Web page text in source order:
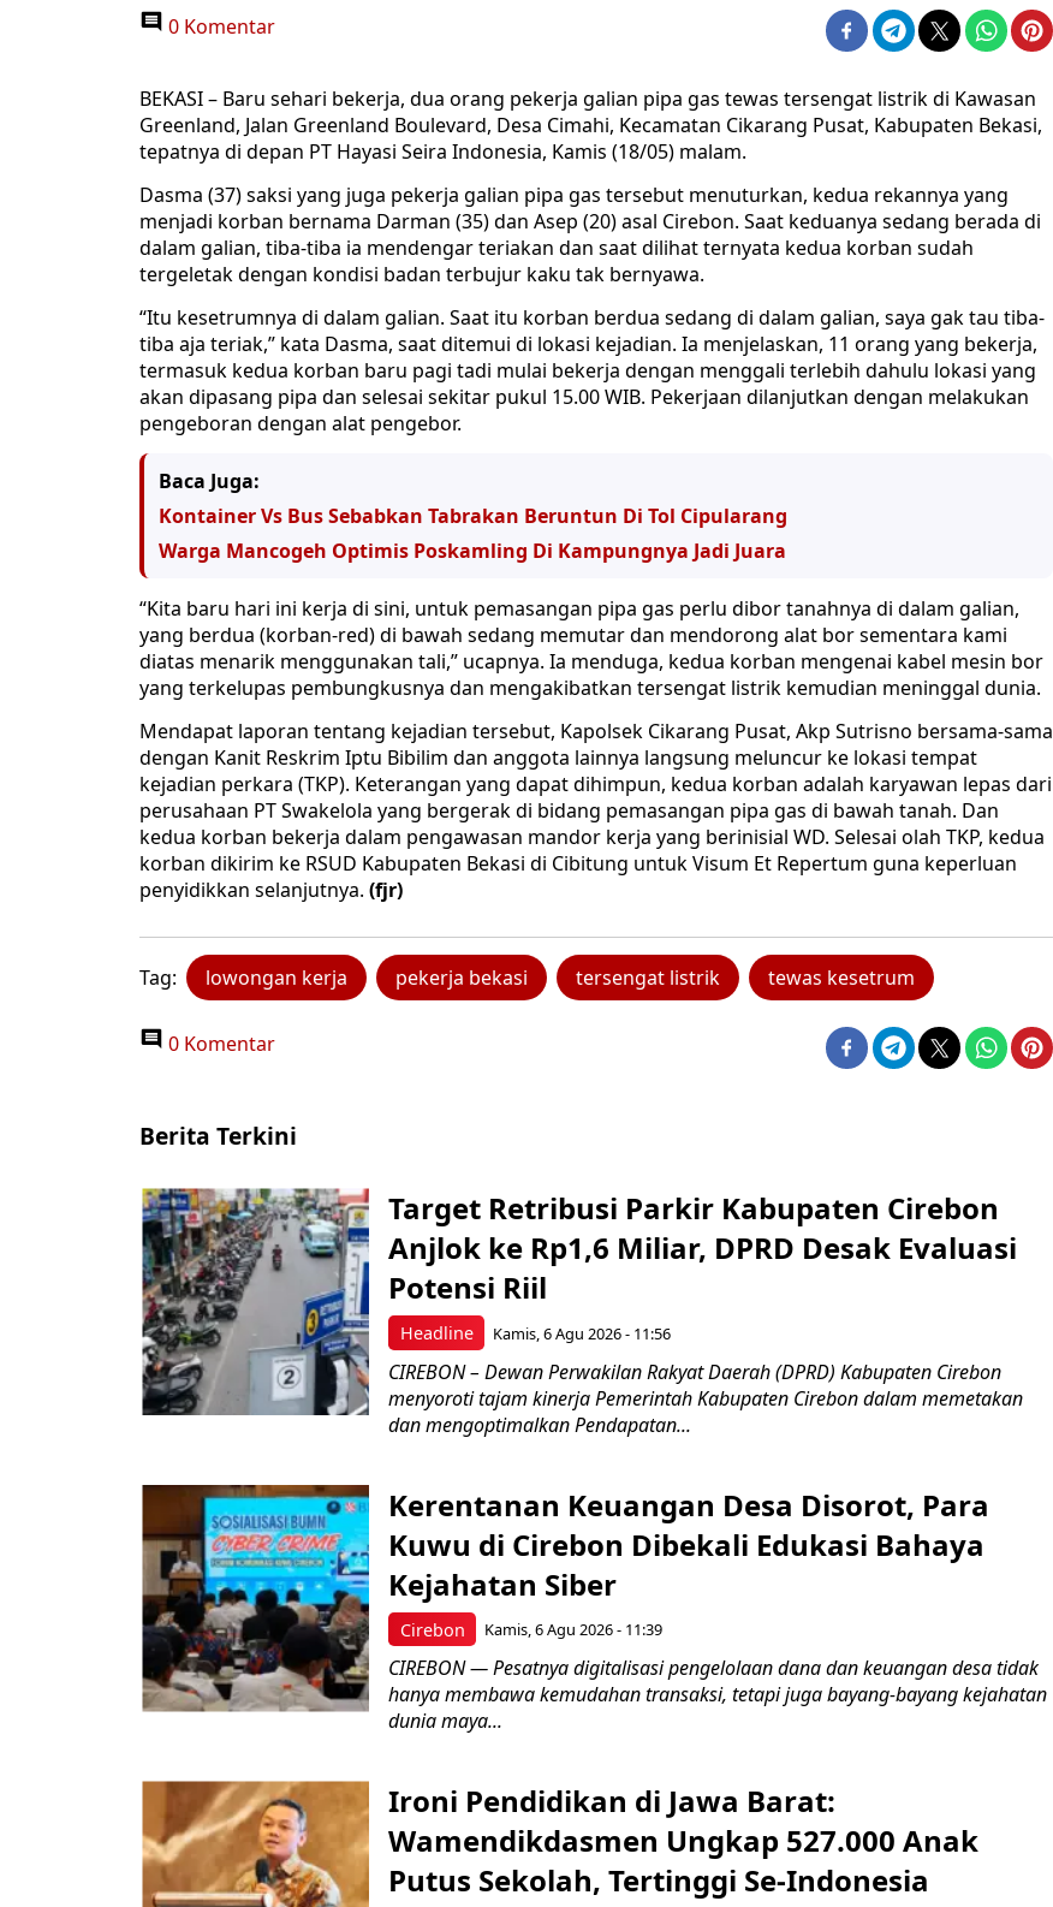
0 Komentar
BEKASI – Baru sehari bekerja, dua orang pekerja galian pipa gas tewas tersengat listrik di Kawasan
Greenland, Jalan Greenland Boulevard, Desa Cimahi, Kecamatan Cikarang Pusat, Kabupaten Bekasi,
tepatnya di depan PT Hayasi Seira Indonesia, Kamis (18/05) malam.
Dasma (37) saksi yang juga pekerja galian pipa gas tersebut menuturkan, kedua rekannya yang
menjadi korban bernama Darman (35) dan Asep (20) asal Cirebon. Saat keduanya sedang berada di
dalam galian, tiba-tiba ia mendengar teriakan dan saat dilihat ternyata kedua korban sudah
tergeletak dengan kondisi badan terbujur kaku tak bernyawa.
“Itu kesetrumnya di dalam galian. Saat itu korban berdua sedang di dalam galian, saya gak tau tiba-
tiba aja teriak,” kata Dasma, saat ditemui di lokasi kejadian. Ia menjelaskan, 11 orang yang bekerja,
termasuk kedua korban baru pagi tadi mulai bekerja dengan menggali terlebih dahulu lokasi yang
akan dipasang pipa dan selesai sekitar pukul 15.00 WIB. Pekerjaan dilanjutkan dengan melakukan
pengeboran dengan alat pengebor.
Baca Juga:
Kontainer Vs Bus Sebabkan Tabrakan Beruntun Di Tol Cipularang
Warga Mancogeh Optimis Poskamling Di Kampungnya Jadi Juara
“Kita baru hari ini kerja di sini, untuk pemasangan pipa gas perlu dibor tanahnya di dalam galian,
yang berdua (korban-red) di bawah sedang memutar dan mendorong alat bor sementara kami
diatas menarik menggunakan tali,” ucapnya. Ia menduga, kedua korban mengenai kabel mesin bor
yang terkelupas pembungkusnya dan mengakibatkan tersengat listrik kemudian meninggal dunia.
Mendapat laporan tentang kejadian tersebut, Kapolsek Cikarang Pusat, Akp Sutrisno bersama-sama
dengan Kanit Reskrim Iptu Bibilim dan anggota lainnya langsung meluncur ke lokasi tempat
kejadian perkara (TKP). Keterangan yang dapat dihimpun, kedua korban adalah karyawan lepas dari
perusahaan PT Swakelola yang bergerak di bidang pemasangan pipa gas di bawah tanah. Dan
kedua korban bekerja dalam pengawasan mandor kerja yang berinisial WD. Selesai olah TKP, kedua
korban dikirim ke RSUD Kabupaten Bekasi di Cibitung untuk Visum Et Repertum guna keperluan
penyidikkan selanjutnya. (fjr)
Tag: lowongan kerja pekerja bekasi tersengat listrik tewas kesetrum
0 Komentar
Berita Terkini
Headline
Target Retribusi Parkir Kabupaten Cirebon
Anjlok ke Rp1,6 Miliar, DPRD Desak Evaluasi
Potensi Riil
Kamis, 6 Agu 2026 - 11:56
CIREBON – Dewan Perwakilan Rakyat Daerah (DPRD) Kabupaten Cirebon
menyoroti tajam kinerja Pemerintah Kabupaten Cirebon dalam memetakan
dan mengoptimalkan Pendapatan...
Cirebon
Kerentanan Keuangan Desa Disorot, Para
Kuwu di Cirebon Dibekali Edukasi Bahaya
Kejahatan Siber
Kamis, 6 Agu 2026 - 11:39
CIREBON — Pesatnya digitalisasi pengelolaan dana dan keuangan desa tidak
hanya membawa kemudahan transaksi, tetapi juga bayang-bayang kejahatan
dunia maya...
Ironi Pendidikan di Jawa Barat:
Wamendikdasmen Ungkap 527.000 Anak
Putus Sekolah, Tertinggi Se-Indonesia